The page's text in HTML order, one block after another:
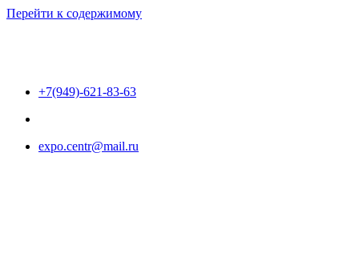
Перейти к содержимому
+7(949)-621-83-63
expo.centr@mail.ru